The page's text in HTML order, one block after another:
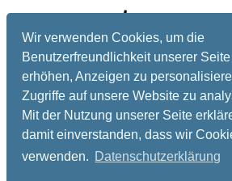
Wir verwenden Cookies, um die
Benutzerfreundlichkeit unserer Seite
erhöhen, Anzeigen zu
Zugriffe auf unsere Website zu
Mit der Nutzung unserer Seite
damit einverstanden, dass wir
verwenden. Datenschutzerklärung